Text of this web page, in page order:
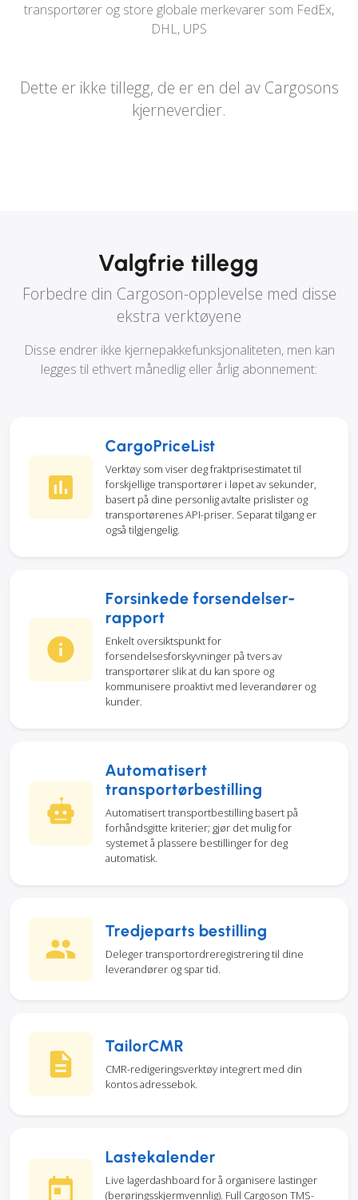
transportører og store globale merkevarer som FedEx,
DHL, UPS
Dette er ikke tillegg, de er en del av Cargosons
kjerneverdier.
Valgfrie tillegg
Forbedre din Cargoson-opplevelse med disse
ekstra verktøyene
Disse endrer ikke kjernepakkefunksjonaliteten, men kan
legges til ethvert månedlig eller årlig abonnement:
CargoPriceList
Verktøy som viser deg fraktprisestimatet til
forskjellige transportører i løpet av sekunder,
basert på dine personlig avtalte prislister og
transportørenes API-priser. Separat tilgang er
også tilgjengelig.
Forsinkede forsendelser-
rapport
Enkelt oversiktspunkt for
forsendelsesforskyvninger på tvers av
transportører slik at du kan spore og
kommunisere proaktivt med leverandører og
kunder.
Automatisert
transportørbestilling
Automatisert transportbestilling basert på
forhåndsgitte kriterier; gjør det mulig for
systemet å plassere bestillinger for deg
automatisk.
Tredjeparts bestilling
Deleger transportordreregistrering til dine
leverandører og spar tid.
TailorCMR
CMR-redigeringsverktøy integrert med din
kontos adressebok.
Lastekalender
Live lagerdashboard for å organisere lastinger
(berøringsskjermvennlig). Full Cargoson TMS-